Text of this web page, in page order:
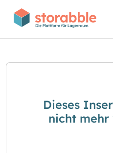
Dieses
nicht mehr